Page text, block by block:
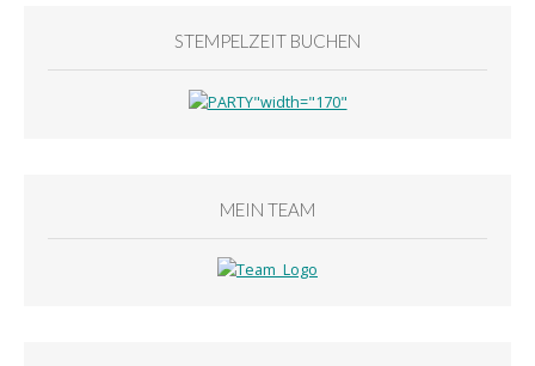
STEMPELZEIT BUCHEN
MEIN TEAM